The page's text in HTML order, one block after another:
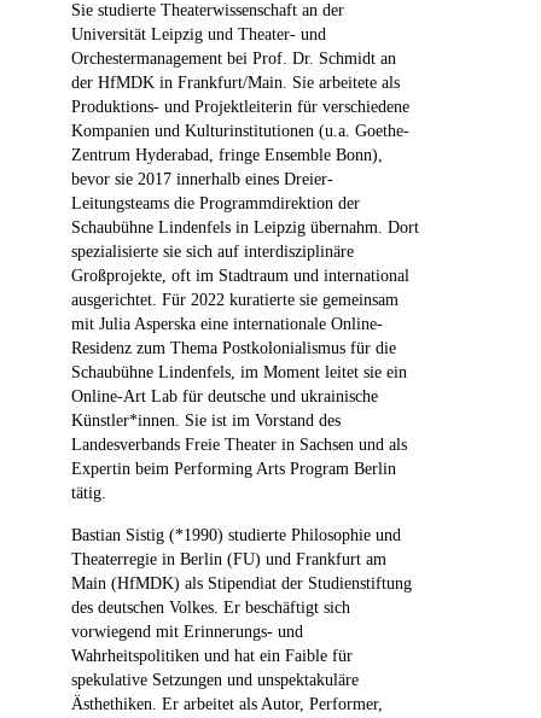
Sie studierte Theaterwissenschaft an der
Universität Leipzig und Theater- und
Orchestermanagement bei Prof. Dr. Schmidt an
der HfMDK in Frankfurt/Main. Sie arbeitete als
Produktions- und Projektleiterin für verschiedene
Kompanien und Kulturinstitutionen (u.a. Goethe-
Zentrum Hyderabad, fringe Ensemble Bonn),
bevor sie 2017 innerhalb eines Dreier-
Leitungsteams die Programmdirektion der
Schaubühne Lindenfels in Leipzig übernahm. Dort
spezialisierte sie sich auf interdisziplinäre
Großprojekte, oft im Stadtraum und international
ausgerichtet. Für 2022 kuratierte sie gemeinsam
mit Julia Asperska eine internationale Online-
Residenz zum Thema Postkolonialismus für die
Schaubühne Lindenfels, im Moment leitet sie ein
Online-Art Lab für deutsche und ukrainische
Künstler*innen. Sie ist im Vorstand des
Landesverbands Freie Theater in Sachsen und als
Expertin beim Performing Arts Program Berlin
tätig.
Bastian Sistig (*1990) studierte Philosophie und
Theaterregie in Berlin (FU) und Frankfurt am
Main (HfMDK) als Stipendiat der Studienstiftung
des deutschen Volkes. Er beschäftigt sich
vorwiegend mit Erinnerungs- und
Wahrheitspolitiken und hat ein Faible für
spekulative Setzungen und unspektakuläre
Ästhethiken. Er arbeitet als Autor, Performer,